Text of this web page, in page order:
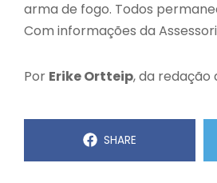
arma de fogo. Todos
Com informações da
Por Erike Ortteip, da redação
SHARE